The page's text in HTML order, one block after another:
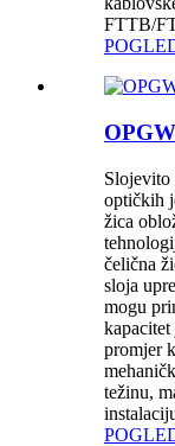
FTTB/
Slojevito
optičkih
žica
čelična
sloja
mogu
promjer
težinu,